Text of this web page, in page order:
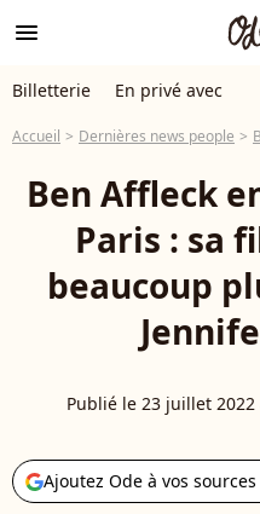
menu
Billetterie En privé avec
Accueil Dernières news people
Ben Affleck
Paris : sa
beaucoup
Publié le 23 juillet 2022
Ajoutez Ode à vos